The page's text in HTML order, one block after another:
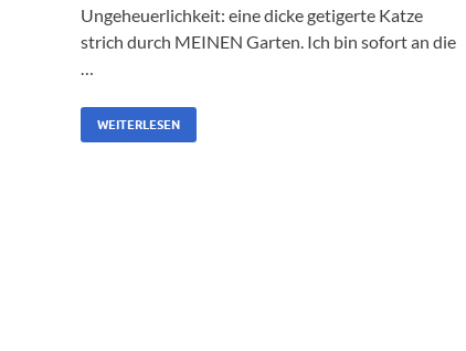
Ungeheuerlichkeit: eine dicke getigerte Katze
strich durch MEINEN Garten. Ich bin sofort an die
WEITERLESEN